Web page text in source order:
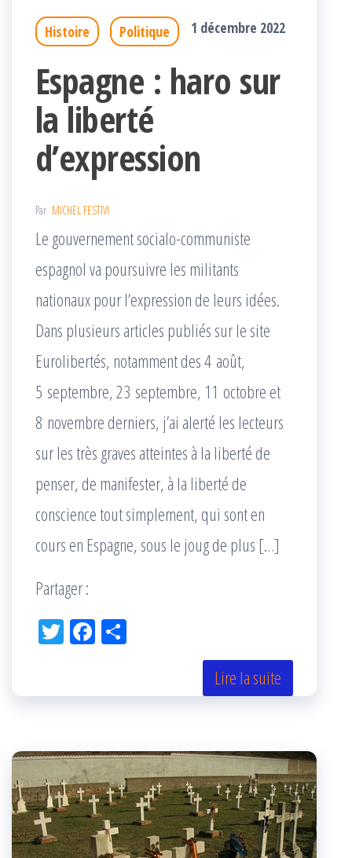
Histoire Politique 1 décembre 2022
Espagne : haro sur
la liberté
d’expression
Par MICHEL FESTIVI
Le gouvernement socialo-communiste
espagnol va poursuivre les militants
nationaux pour l’expression de leurs idées.
Dans plusieurs articles publiés sur le site
Eurolibertés, notamment des 4 août,
5 septembre, 23 septembre, 11 octobre et
8 novembre derniers, j’ai alerté les lecteurs
sur les très graves atteintes à la liberté de
penser, de manifester, à la liberté de
conscience tout simplement, qui sont en
cours en Espagne, sous le joug de plus […]
Partager :
Tw Fac
k r
Lire la suite